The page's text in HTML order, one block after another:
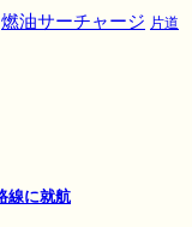
燃油サーチャージ 片道
線に就航